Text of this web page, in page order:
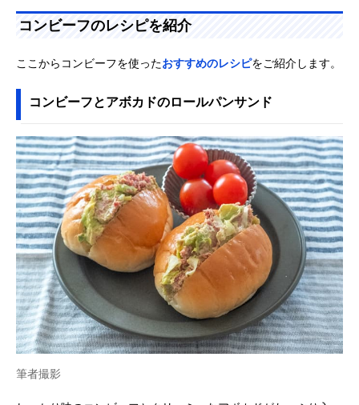
コンビーフのレシピを紹介
ここからコンビーフを使ったおすすめのレシピをご紹介します。
コンビーフとアボカドのロールパンサンド
筆者撮影